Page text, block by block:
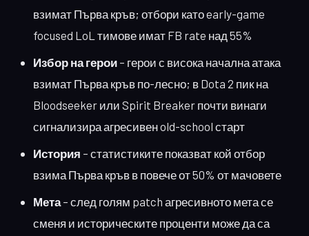
взимат Първа кръв; отбори като early-game
focused LoL тимове имат FB rate над 55%
Избор на герои – герои с висока начална атака
взимат Първа кръв по-лесно; в Dota 2 пик на
Bloodseeker или Spirit Breaker почти винаги
сигнализира агресивен old-school старт
История – статистиките показват кой отбор
взима Първа кръв в повече от 50% от мачовете
Мета – след голям patch агресивното мета се
сменя и историческите проценти може да са